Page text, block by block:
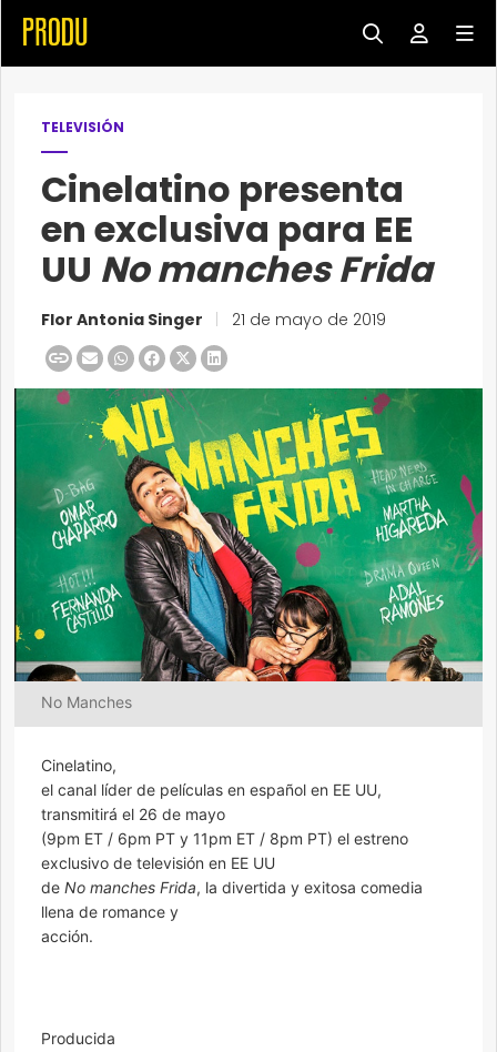
TELEVISIÓN
Cinelatino presenta
en exclusiva para EE
UU No manches Frida
Flor Antonia Singer 21 de mayo de 2019
No Manches
Cinelatino,
el canal líder de películas en español en EE UU,
transmitirá el 26 de mayo
(9pm ET / 6pm PT y 11pm ET / 8pm PT) el estreno
exclusivo de televisión en EE UU
de No manches Frida, la divertida y exitosa comedia
llena de romance y
acción.
Producida